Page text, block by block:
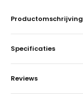
Productomschrijving
Specificaties
Reviews